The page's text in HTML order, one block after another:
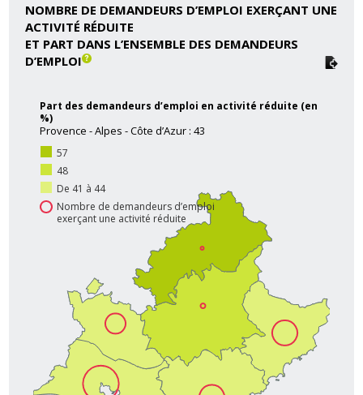
NOMBRE DE DEMANDEURS D’EMPLOI EXERÇANT UNE
ACTIVITÉ RÉDUITE
ET PART DANS L’ENSEMBLE DES DEMANDEURS
D’EMPLOI
57
48
De 41 à 44
Nombre de demandeurs d’emploi
exerçant une activité réduite
Part des demandeurs d’emploi en activité réduite (en
%)
Provence - Alpes - Côte d’Azur : 43